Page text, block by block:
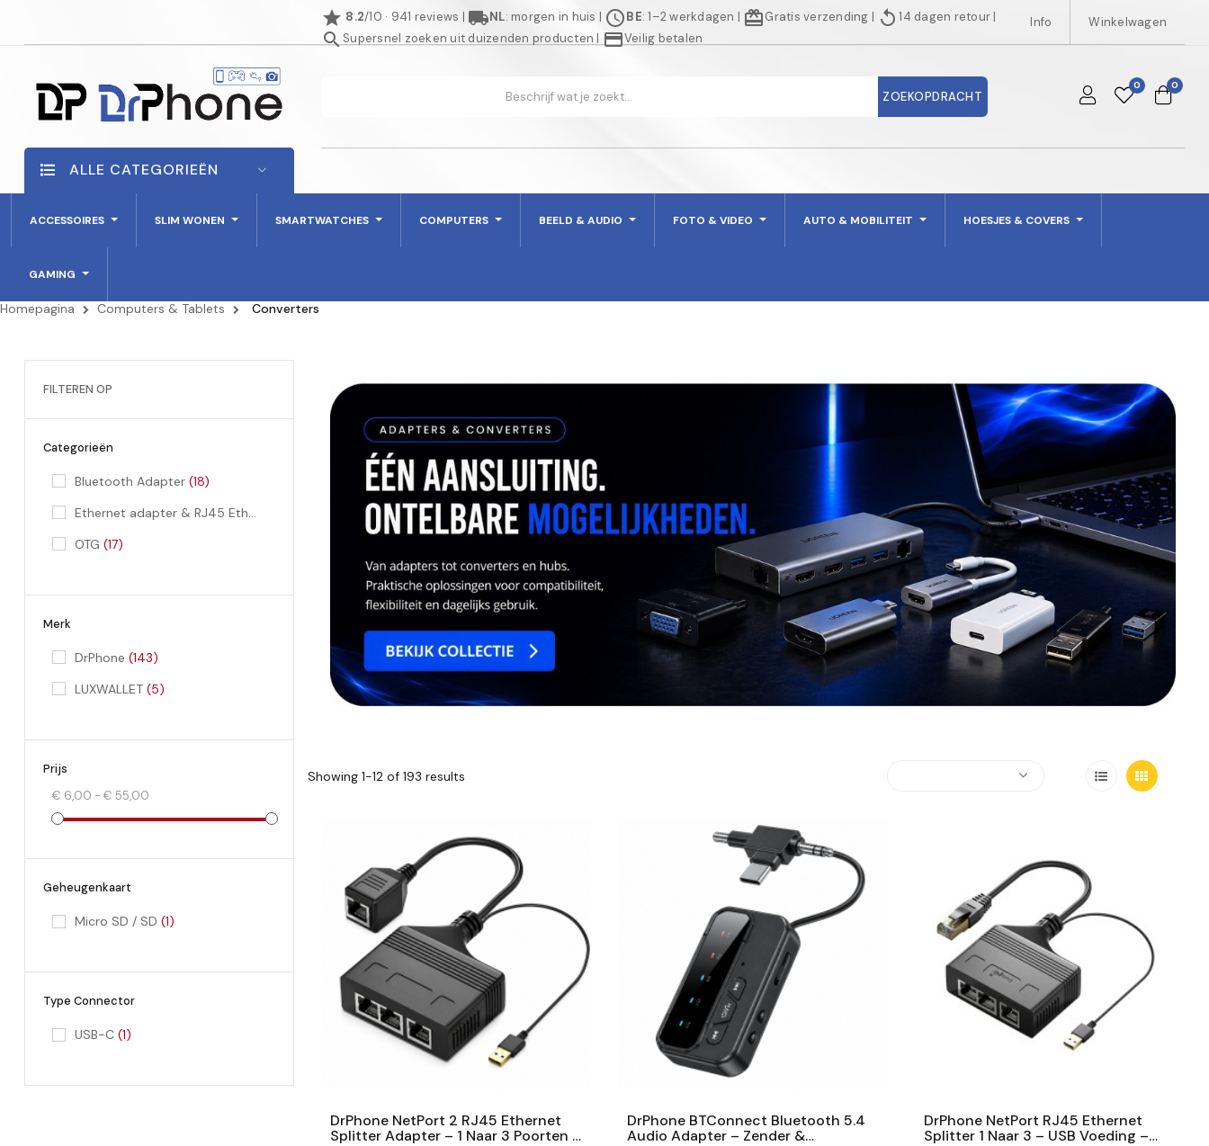
star 8.2/10 · 941 reviews | local_shippingNL: morgen in huis | scheduleBE: 1–2 werkdagen | redeemGratis verzending | replay14 dagen retour |
searchSupersnel zoeken uit duizenden producten | credit_cardVeilig betalen
Info Winkelwagen
ZOEKOPDRACHT
0 0
ALLE CATEGORIEËN
ACCESSOIRES SLIM WONEN SMARTWATCHES COMPUTERS BEELD & AUDIO FOTO & VIDEO AUTO & MOBILITEIT HOESJES & COVERS
GAMING
Homepagina Computers & Tablets Converters
FILTEREN OP
Categorieën
Bluetooth Adapter (18)
Ethernet adapter & RJ45 Ethernet Kabels
OTG (17)
Merk
DrPhone (143)
LUXWALLET (5)
Prijs
€ 6,00 - € 55,00
Geheugenkaart
Micro SD / SD (1)
Type Connector
USB-C (1)
Showing 1-12 of 193 results
DrPhone NetPort 2 RJ45 Ethernet
Splitter Adapter – 1 Naar 3 Poorten –
DrPhone BTConnect Bluetooth 5.4
Audio Adapter – Zender &
DrPhone NetPort RJ45 Ethernet
Splitter 1 Naar 3 – USB Voeding –